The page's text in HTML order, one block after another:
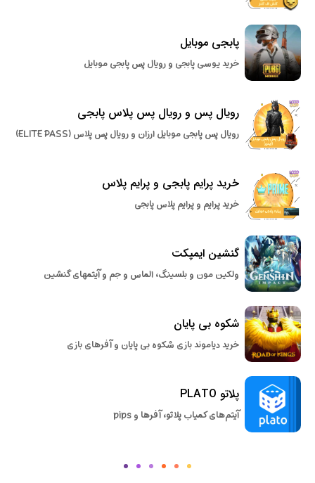
پابجی موبایل
خرید یوسی پابجی و رویال پس پابجی موبایل
رویال پس و رویال پس پلاس پابجی
رویال پس پابجی موبایل ارزان و رویال پس پلاس (ELITE PASS)
خرید پرایم پابجی و پرایم پلاس
خرید پرایم و پرایم پلاس پابجی
گنشین ایمپکت
ولکین مون و بلسینگ، الماس و جم و آیتمهای گنشین
شکوه بی پایان
خرید دیاموند بازی شکوه بی پایان و آفرهای بازی
پلاتو PLATO
آیتم‌های کمیاب پلاتو، آفرها و pips